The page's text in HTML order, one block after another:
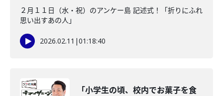
２月１１日（水・祝）のアンケー島 記述式！「折りにふれ
思い出すあの人」
2026.02.11 |01:18:40
「小学生の頃、校内でお菓子を食